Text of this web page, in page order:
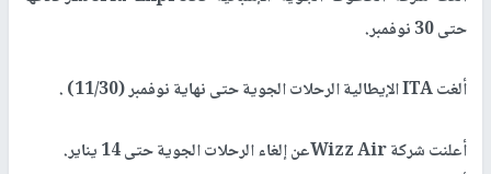
حتى 30 نوفمبر.
ألغت ITA الإيطالية الرحلات الجوية حتى نهاية نوفمبر (11/30) .
أعلنت شركة Wizz Airعن إلغاء الرحلات الجوية حتى 14 يناير.